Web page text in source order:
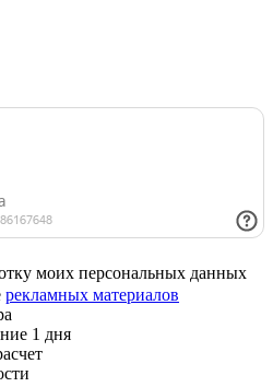
моих персональных данных
рекламных материалов
1 дня